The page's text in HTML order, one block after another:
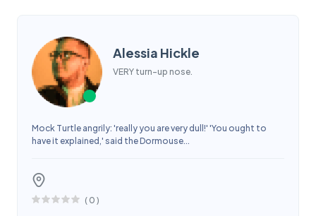
Alessia Hickle
VERY turn-up nose.
Mock Turtle angrily: 'really you are very dull!' 'You ought to
have it explained,' said the Dormouse...
( 0 )